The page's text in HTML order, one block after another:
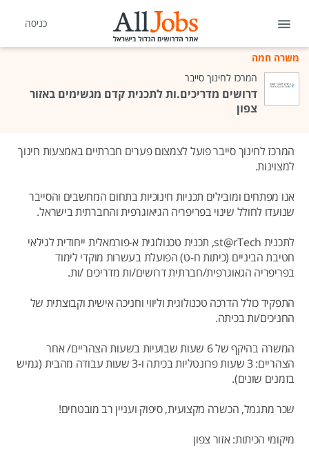
כניסה
משרה חמה
המרכז לחינוך סייבר
דרושים מדריכים.ות לתכנית קדם מגשימים באזור
צפון
המרכז לחינוך סייבר פועל לצמצום פערים חברתיים באמצעות חינוך
למצוינות.
אנו מפתחים ומובילים תכניות חינוכיות בתחום המחשבים והסייבר
שנועדו לחולל שינוי בפריפריה הגיאוגרפית והחברתית בישראל.
לתכנית st@rTech, תכנית טכנולוגית א-פורמאלית ייחודית לגילאי
חטיבת הביניים (כיתות ח-ט) הפועלת בעשרות מוקדי לימוד
בפריפריה הגאוגרפית/חברתית דרושים/ות מדריכים /ות.
התפקיד כולל הדרכה טכנולוגית וליווי וחניכה אישית וקבוצתית של
החניכים/ות בכיתה.
המשרה בהיקף של 6 שעות שבועיות בשעות הצהריים/ אחר
הצהריים: 3 שעות פרונטליות בכיתה ו-3 שעות עבודה מהבית (גמיש
בזמנים שונים).
שכר מתגמל, הכשרה מקצועית, סיפוק ועניין רב מובטחים!
מיקומי הכיתות: אזור צפון